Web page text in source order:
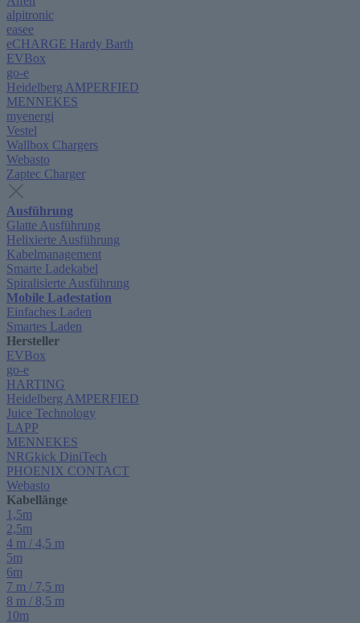
alpitronic
easee
eCHARGE Hardy Barth
EVBox
go-e
Heidelberg AMPERFIED
MENNEKES
myenergi
Vestel
Wallbox Chargers
Webasto
Zaptec Charger
Ausführung
Glatte Ausführung
Helixierte Ausführung
Kabelmanagement
Smarte Ladekabel
Spiralisierte Ausführung
Mobile Ladestation
Einfaches Laden
Smartes Laden
Hersteller
EVBox
go-e
HARTING
Heidelberg AMPERFIED
Juice Technology
LAPP
MENNEKES
NRGkick DiniTech
PHOENIX CONTACT
Webasto
Kabellänge
1,5m
2,5m
4 m / 4,5 m
5m
6m
7 m / 7,5 m
8 m / 8,5 m
10m